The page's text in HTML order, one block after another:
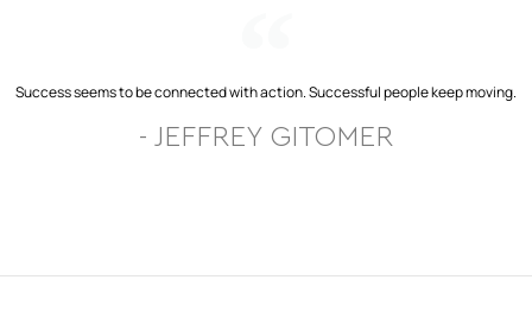
Success seems to be connected with action. Successful people keep moving.
- JEFFREY GITOMER